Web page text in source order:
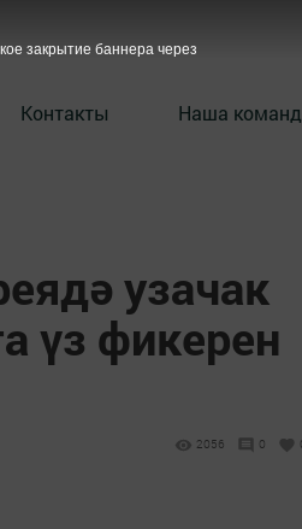
Контакты Наша
узачак
үз фикерен
2056 0
закрытие баннера через